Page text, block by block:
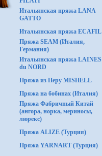
Итальянская пряжа LANA
GATTO
Итальянская пряжа ECAFIL
Пряжа SEAM (Италия,
Германия)
Итальянская пряжа LAINES
du NORD
Пряжа из Перу MISHELL
Пряжа на бобинах (Италия)
Пряжа Фабричный Китай
(ангора, норка, мериносы,
люрекс)
Пряжа ALIZE (Турция)
Пряжа YARNART (Турция)